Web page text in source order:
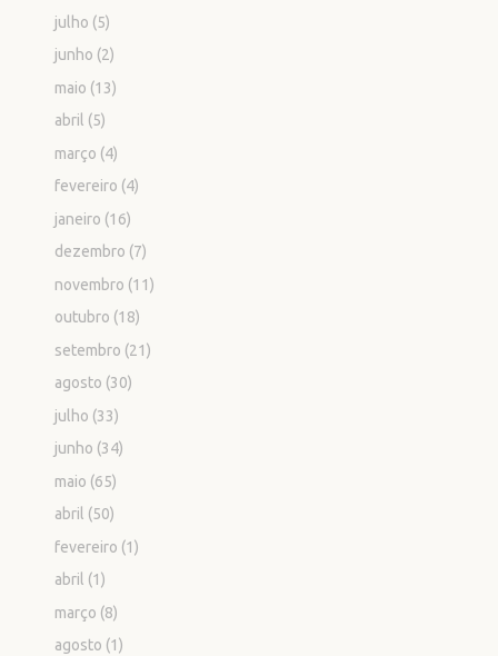
julho (5)
junho (2)
maio (13)
abril (5)
março (4)
fevereiro (4)
janeiro (16)
dezembro (7)
novembro (11)
outubro (18)
setembro (21)
agosto (30)
julho (33)
junho (34)
maio (65)
abril (50)
fevereiro (1)
abril (1)
março (8)
agosto (1)